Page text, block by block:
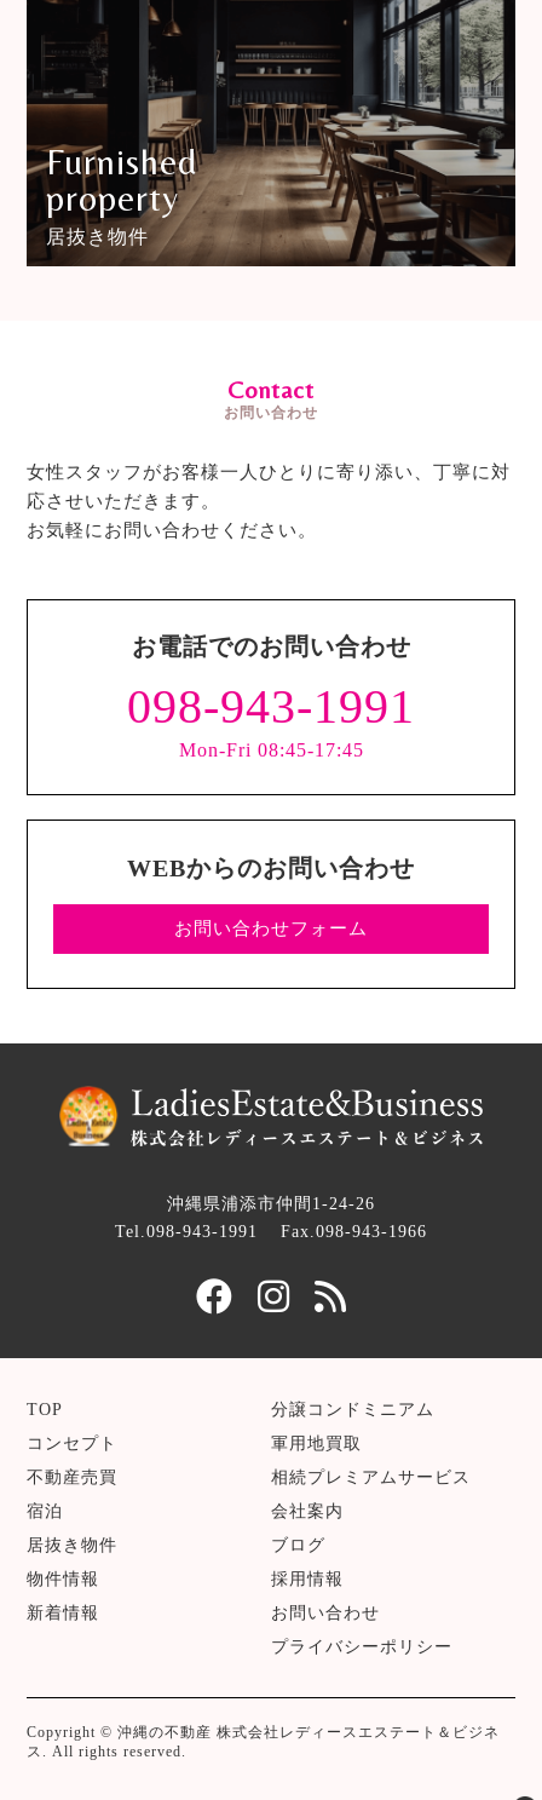
Furnished
property
居抜き物件
Contact
お問い合わせ
女性スタッフがお客様一人ひとりに寄り添い、丁寧に対
応させいただきます。
お気軽にお問い合わせください。
お電話でのお問い合わせ
098-943-1991
Mon-Fri 08:45-17:45
WEBからのお問い合わせ
お問い合わせフォーム
沖縄県浦添市仲間1-24-26
Tel.098-943-1991
Fax.098-943-1966
TOP
コンセプト
不動産売買
宿泊
居抜き物件
物件情報
新着情報
分譲コンドミニアム
軍用地買取
相続プレミアムサービス
会社案内
ブログ
採用情報
お問い合わせ
プライバシーポリシー
Copyright © 沖縄の不動産 株式会社レディースエステート＆ビジネ
ス. All rights reserved.